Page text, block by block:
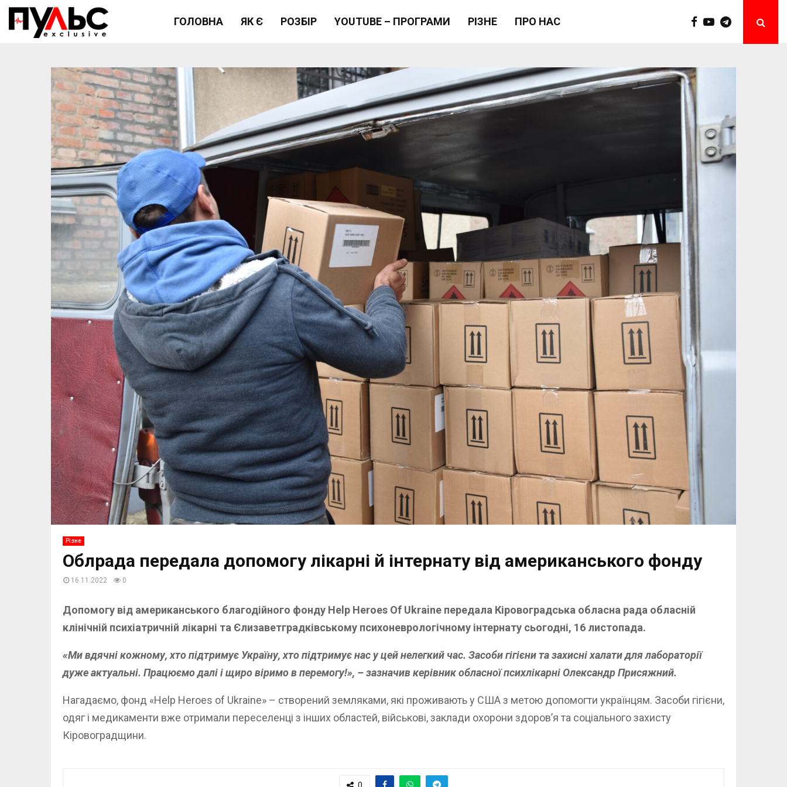
ГОЛОВНА ЯК Є РОЗБІР YOUTUBE – ПРОГРАМИ РІЗНЕ ПРО НАС
Різне
Облрада передала допомогу лікарні й інтернату від американського фонду
16.11.2022 0
Допомогу від американського благодійного фонду Help Heroes Of Ukraine передала Кіровоградська обласна рада обласній
клінічній психіатричній лікарні та Єлизаветградківському психоневрологічному інтернату сьогодні, 16 листопада.
«Ми вдячні кожному, хто підтримує Україну, хто підтримує нас у цей нелегкий час. Засоби гігієни та захисні халати для лабораторії
дуже актуальні. Працюємо далі і щиро віримо в перемогу!», – зазначив керівник обласної психлікарні Олександр Присяжний.
Нагадаємо, фонд «Help Heroes of Ukraine» – створений земляками, які проживають у США з метою допомогти українцям. Засоби гігієни,
одяг і медикаменти вже отримали переселенці з інших областей, військові, заклади охорони здоров’я та соціального захисту
Кіровоградщини.